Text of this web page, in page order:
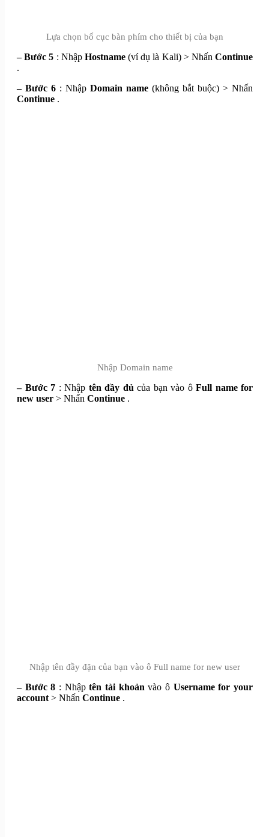
Lựa chọn bố cục bàn phím cho thiết bị của bạn
– Bước 5 : Nhập Hostname(ví dụ là Kali) > NhấnContinue
.
– Bước 6 : Nhập Domain name (không bắt buộc) > Nhấn
Continue .
Nhập Domain name
– Bước 7 : Nhập tên đầy đủ của bạn vào ô Full name for
new user > Nhấn Continue .
Nhập tên đầy đặn của bạn vào ô Full name for new user
– Bước 8 : Nhậptên tài khoảnvào ô Username for your
account> Nhấn Continue .